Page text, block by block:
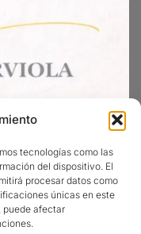
tecnologías como las
del dispositivo. El
procesar datos como
únicas en este
puede afectar